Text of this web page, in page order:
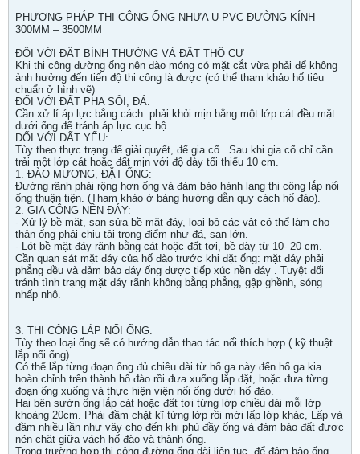
PHƯƠNG PHÁP THI CÔNG ỐNG NHỰA U-PVC ĐƯỜNG KÍNH
300MM – 3500MM
ĐỐI VỚI ĐẤT BÌNH THƯỜNG VÀ ĐẤT THỔ CƯ
Khi thi công đường ống nên đào móng có mặt cắt vừa phải để không
ảnh hưởng đến tiến độ thi công là được (có thể tham khảo hố tiêu
chuẩn ở hình vẽ)
ĐỐI VỚI ĐẤT PHA SỎI, ĐÁ:
Cần xử lí áp lực bằng cách: phải khỏi mịn bằng một lớp cát đều mặt
dưới ống để tránh áp lực cục bộ.
ĐỐI VỚI ĐẤT YẾU:
Tùy theo thực trạng để giải quyết, để gia cố . Sau khi gia cố chỉ cần
trải một lớp cát hoặc đất mịn với độ dày tối thiểu 10 cm.
1. ĐÀO MƯƠNG, ĐẶT ỐNG:
Đường rãnh phải rộng hơn ống và đảm bảo hành lang thi công lắp nối
ống thuận tiện. (Tham khảo ở bảng hướng dẫn quy cách hố đào).
2. GIA CÔNG NỀN ĐÁY:
- Xử lý bề mặt, san sửa bề mặt đáy, loại bỏ các vật có thể làm cho
thân ống phải chịu tải trọng điểm như đá, sạn lớn.
- Lót bề mặt đáy rãnh bằng cát hoặc đất tơi, bề dày từ 10- 20 cm.
Cần quan sát mặt đáy của hố đào trước khi đặt ống: mặt đáy phải
phẳng đều và đảm bảo đáy ống được tiếp xúc nền đáy . Tuyệt đối
tránh tình trạng mặt đáy rãnh không bằng phẳng, gập ghềnh, sóng
nhấp nhô.
3. THI CÔNG LẮP NỐI ỐNG:
Tùy theo loại ống sẽ có hướng dẫn thao tác nối thích hợp ( kỹ thuật
lắp nối ống).
Có thể lắp từng đoạn ống đủ chiều dài từ hố ga này đến hố ga kia
hoàn chỉnh trên thành hố đào rồi đưa xuống lắp đặt, hoặc đưa từng
đoạn ống xuống và thực hiện viện nối ống dưới hố đào.
Hai bên sườn ống lắp cát hoặc đất tơi từng lớp chiều dài mỗi lớp
khoảng 20cm. Phải đầm chặt kĩ từng lớp rồi mới lấp lớp khác, Lấp và
đầm nhiều lần như vậy cho đến khi phủ đầy ống và đảm bảo đất được
nén chặt giữa vách hố đào và thành ống.
Trong trường hợp thi công đường ống dài liên tục, để đảm bảo ống